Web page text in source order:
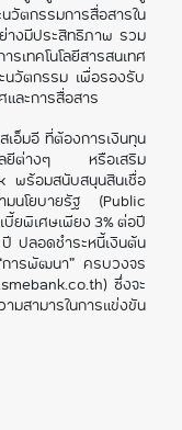
วัตกรรมการสื่อสารใน
างมีประสิทธิภาพ รวม
เทคโนโลยีสารสนเทศ
นวัตกรรม เพื่อรองรับ
และการสื่อสาร
อ็มอี ที่ต้องการเงินทุน
โลยีต่างๆ หรือเสริม
พร้อมสนับสนุนสินเชื่อ
มนโยบายรัฐ (Public
ยพิเศษเพียง 3% ต่อปี
ปลอดชำระหนี้เงินต้น
ารพัฒนา” ครบวงจร
ซึ่งจะ
สามารในการแข่งขัน